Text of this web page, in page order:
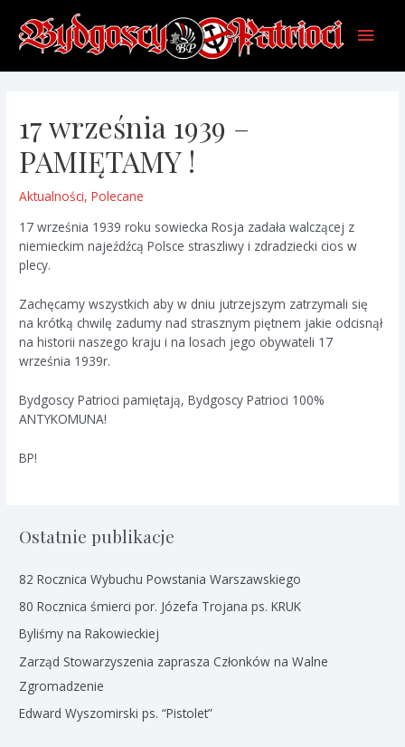
content
Main
17 września 1939 –
PAMIĘTAMY !
Aktualności,Polecane
17 września 1939 roku sowiecka Rosja zadała walczącej z
niemieckim najeźdźcą Polsce straszliwy i zdradziecki cios w
plecy.
Zachęcamy wszystkich aby w dniu jutrzejszym zatrzymali się
na krótką chwilę zadumy nad strasznym piętnem jakie odcisnął
na historii naszego kraju i na losach jego obywateli 17
września 1939r.
Bydgoscy Patrioci pamiętają, Bydgoscy Patrioci 100%
ANTYKOMUNA!
BP!
Ostatnie publikacje
82 Rocznica Wybuchu Powstania Warszawskiego
80 Rocznica śmierci por. Józefa Trojana ps. KRUK
Byliśmy na Rakowieckiej
Zarząd Stowarzyszenia zaprasza Członków na Walne
Zgromadzenie
Edward Wyszomirski ps. “Pistolet”